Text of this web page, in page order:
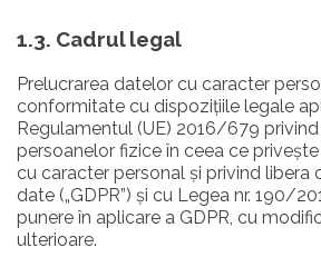
1.3. Cadrul legal
Prelucrarea datelor cu caracter
conformitate cu dispozițiile legale
Regulamentul (UE) 2016/679
persoanelor fizice în ceea ce
cu caracter personal și privind libera
date („GDPR”) şi cu Legea nr. 190/
punere în aplicare a GDPR, cu
ulterioare.